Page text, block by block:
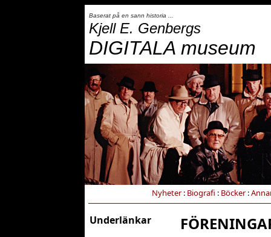
Baserat på en sann historia ...
Kjell E. Genbergs
DIGITALA museum
Nyheter: Biografi : Böcker:
Underlänkar